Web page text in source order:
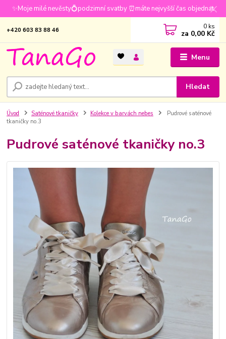
✨Moje milé nevěsty💍podzimní svatby ⏰máte nejvyšší čas objednat
Menu
Hledat
+420 603 83 88 46 0 ks
za 0,00 Kč
Úvod Saténové tkaničky Kolekce v barvách nebes
Pudrové saténové
tkaničky no.3
Pudrové saténové tkaničky no.3